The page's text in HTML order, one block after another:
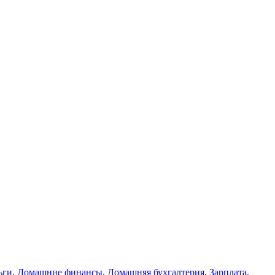
, Домашние финансы, Домашняя бухгалтерия, Зарплата,